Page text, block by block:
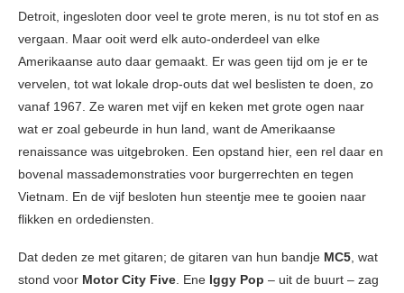
Detroit, ingesloten door veel te grote meren, is nu tot stof en as
vergaan. Maar ooit werd elk auto-onderdeel van elke
Amerikaanse auto daar gemaakt. Er was geen tijd om je er te
vervelen, tot wat lokale drop-outs dat wel beslisten te doen, zo
vanaf 1967. Ze waren met vijf en keken met grote ogen naar
wat er zoal gebeurde in hun land, want de Amerikaanse
renaissance was uitgebroken. Een opstand hier, een rel daar en
bovenal massademonstraties voor burgerrechten en tegen
Vietnam. En de vijf besloten hun steentje mee te gooien naar
flikken en ordediensten.
Dat deden ze met gitaren; de gitaren van hun bandje MC5, wat
stond voor Motor City Five. Ene Iggy Pop – uit de buurt – zag